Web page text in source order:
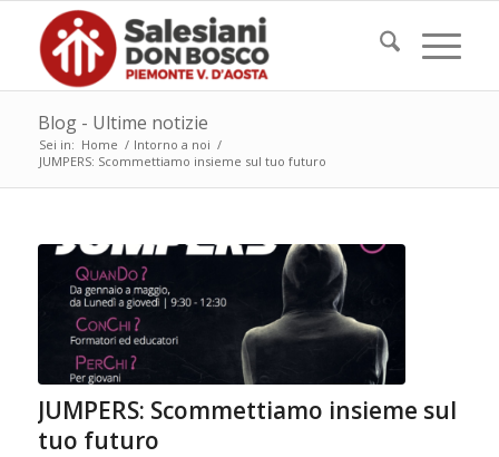
Blog - Ultime notizie
Sei in: Home / Intorno a noi /
JUMPERS: Scommettiamo insieme sul tuo futuro
JUMPERS: Scommettiamo insieme sul
tuo futuro